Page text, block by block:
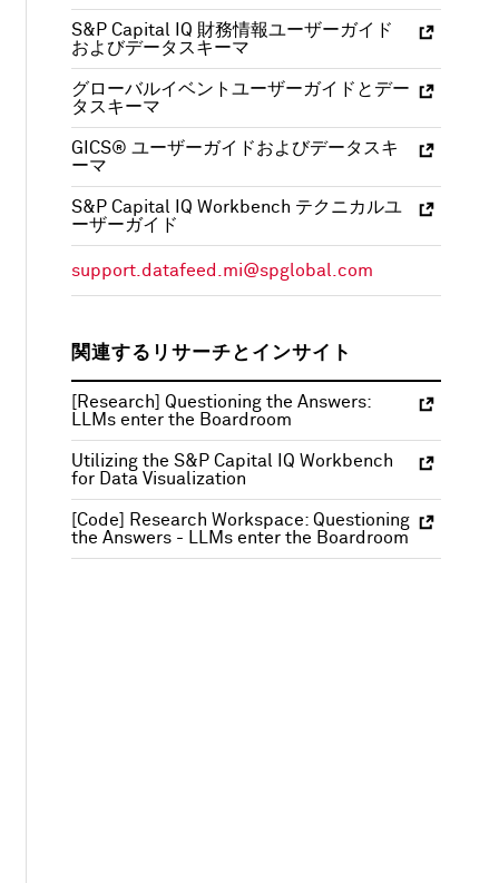
S&P Capital IQ 財務情報ユーザーガイド
およびデータスキーマ
グローバルイベントユーザーガイドとデー
タスキーマ
GICS® ユーザーガイドおよびデータスキ
ーマ
S&P Capital IQ Workbench テクニカルユ
ーザーガイド
support.datafeed.mi@spglobal.com
関連するリサーチとインサイト
[Research] Questioning the Answers:
LLMs enter the Boardroom
Utilizing the S&P Capital IQ Workbench
for Data Visualization
[Code] Research Workspace: Questioning
the Answers - LLMs enter the Boardroom